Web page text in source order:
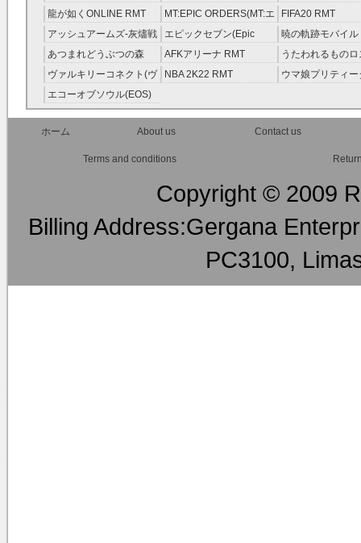
ニーカラーズ(シャニマス)
RMT
ピリット RMT
龍が如くONLINE RMT
MT:EPIC ORDERS(MT:エ
ピック・オーダーズ)
RMT
FIFA20 RMT
アッシュアームズ‐灰燼戦
線 RMT
エピックセブン(Epic
Seven) RMT
暁の軌跡モバイル
伝説 ） RMT
あつまれどうぶつの森
RMT
AFKアリーナ RMT
うたわれるもの
ラグ(ロスフラ)
ヴァルキリーコネクト(ヴ
ァルコネ) RMT
NBA 2K22 RMT
ウマ娘プリティー
エコーオブソウル(EOS)
RMT
ホーム
About us Contact us
Terms and conditions
Copyright © 2009
Billing Address:Gergana
PC3100,